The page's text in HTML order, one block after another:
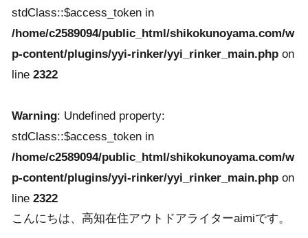
stdClass::$access_token in
/home/c2589094/public_html/shikokunoyama.com/w
p-content/plugins/yyi-rinker/yyi_rinker_main.php on
line 2322
Warning: Undefined property:
stdClass::$access_token in
/home/c2589094/public_html/shikokunoyama.com/w
p-content/plugins/yyi-rinker/yyi_rinker_main.php on
line 2322
こんにちは、高知在住アウトドアライターaimiです。